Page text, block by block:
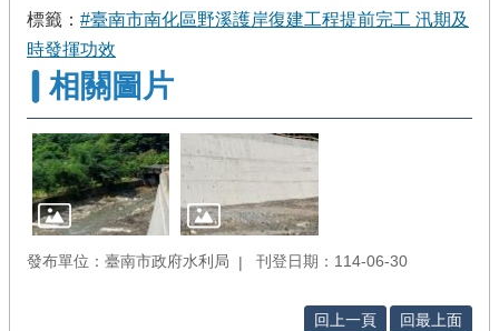
標籤： #臺南市南化區野溪護岸復建工程提前完工 汛期及
時發揮功效
相關圖片
發布單位：臺南市政府水利局 刊登日期：114-06-30
回上一頁 回最上面